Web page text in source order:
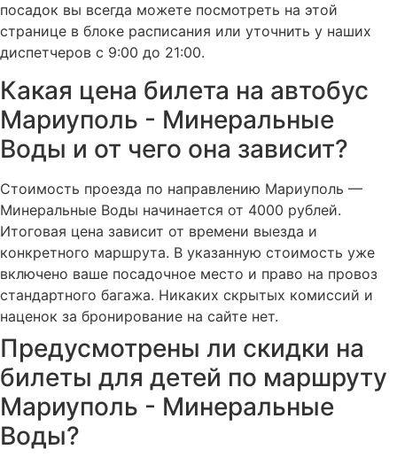
посадок вы всегда можете посмотреть на этой
странице в блоке расписания или уточнить у наших
диспетчеров с 9:00 до 21:00.
Какая цена билета на автобус
Мариуполь - Минеральные
Воды и от чего она зависит?
Стоимость проезда по направлению Мариуполь —
Минеральные Воды начинается от 4000 рублей.
Итоговая цена зависит от времени выезда и
конкретного маршрута. В указанную стоимость уже
включено ваше посадочное место и право на провоз
стандартного багажа. Никаких скрытых комиссий и
наценок за бронирование на сайте нет.
Предусмотрены ли скидки на
билеты для детей по маршруту
Мариуполь - Минеральные
Воды?